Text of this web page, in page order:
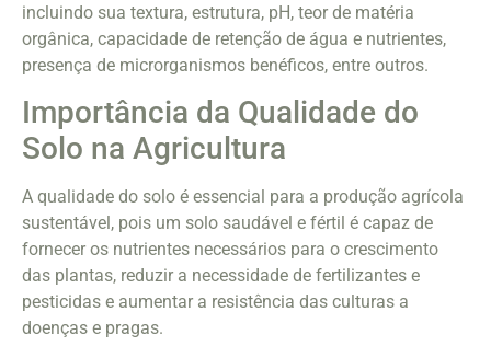
incluindo sua textura, estrutura, pH, teor de matéria
orgânica, capacidade de retenção de água e nutrientes,
presença de microrganismos benéficos, entre outros.
Importância da Qualidade do
Solo na Agricultura
A qualidade do solo é essencial para a produção agrícola
sustentável, pois um solo saudável e fértil é capaz de
fornecer os nutrientes necessários para o crescimento
das plantas, reduzir a necessidade de fertilizantes e
pesticidas e aumentar a resistência das culturas a
doenças e pragas.